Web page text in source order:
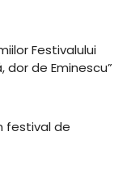
Festivalului
dor de Eminescu”
festival de